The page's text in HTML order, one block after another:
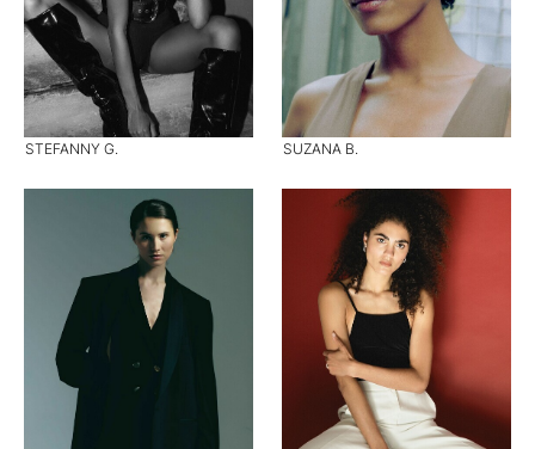
STEFANNY G. SUZANA B.